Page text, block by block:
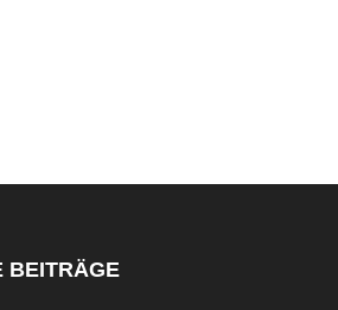
BEITRÄGE